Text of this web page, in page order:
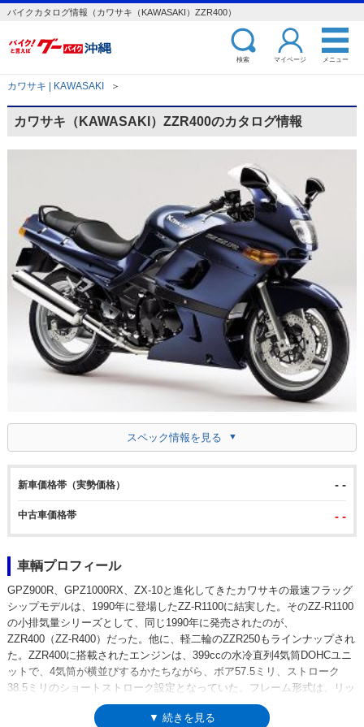
バイクカタログ情報（カワサキ（KAWASAKI）ZZR400）
検索 マイページ メニュー
カワサキ | KAWASAKI ＞
カワサキ（KAWASAKI）ZZR400のカタログ情報
スペック情報を見る
新車価格帯（実勢価格） - -
中古車価格帯 - -
車輌プロフィール
GPZ900R、GPZ1000RX、ZX-10と進化してきたカワサキの最速フラッグ
シップモデルは、1990年に登場したZZ-R1100に結実した。そのZZ-R1100
の小排気量シリーズとして、同じ1990年に発売されたのが、
ZZR400（ZZ-R400）だった。他に、軽二輪のZZR250もラインナップされ
た。ZZR400に搭載されたエンジンは、399ccの水冷直列4気筒DOHCユニ
ットで、4気筒が横並びするかたちながら、ボア57.5ミリ、ストローク
38.5ミリのショートストローク設定となっていた。フレーム形式は、リッ
チなアルミツインチューブをベースに、エンジンシリンダーを囲むように
アルミパイプが伸びる「アルクロス」を採用し、軽さと剛性の高さを両
▼ 続きを見る